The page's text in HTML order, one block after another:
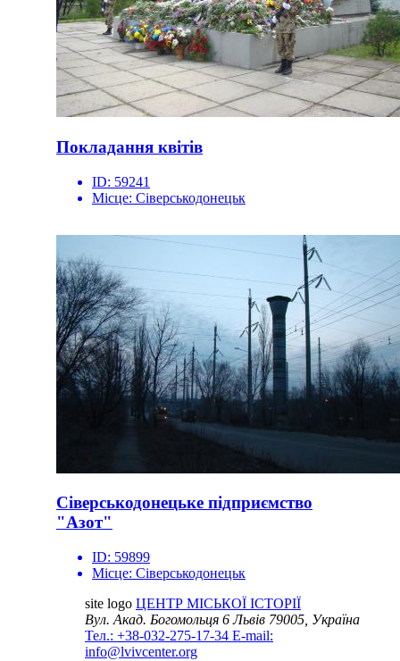
Покладання квітів
ID: 59241
Місце: Сіверськодонецьк
Сіверськодонецьке підприємство
"Азот"
ID: 59899
Місце: Сіверськодонецьк
site logo ЦЕНТР МІСЬКОЇ ІСТОРІЇ
Вул. Акад. Богомольця 6Львів 79005, Україна
Тел.: +38-032-275-17-34 E-mail:
info@lvivcenter.org